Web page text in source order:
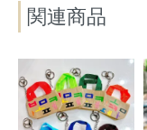
関連商品